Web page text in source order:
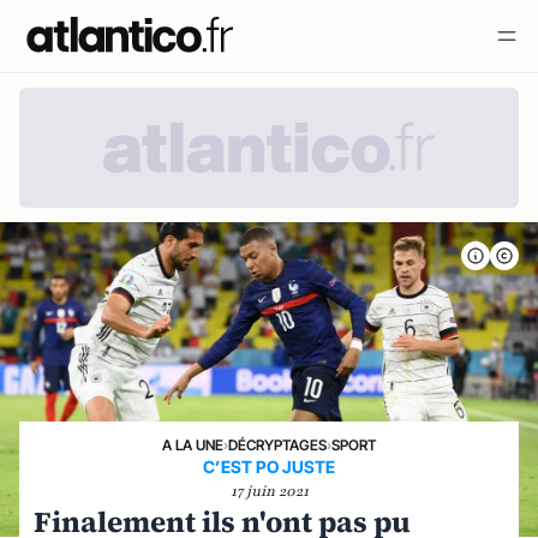
A LA UNE›DÉCRYPTAGES›SPORT
C’EST PO JUSTE
17 juin 2021
Finalement ils n'ont pas pu